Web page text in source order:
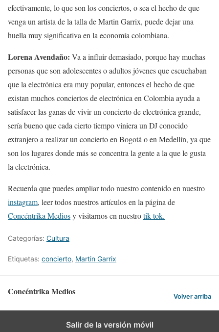
efectivamente, lo que son los conciertos, o sea el hecho de que
venga un artista de la talla de Martin Garrix, puede dejar una
huella muy significativa en la economía colombiana.
Lorena Avendaño: Va a influir demasiado, porque hay muchas
personas que son adolescentes o adultos jóvenes que escuchaban
que la electrónica era muy popular, entonces el hecho de que
existan muchos conciertos de electrónica en Colombia ayuda a
satisfacer las ganas de vivir un concierto de electrónica grande,
sería bueno que cada cierto tiempo viniera un DJ conocido
extranjero a realizar un concierto en Bogotá o en Medellín, ya que
son los lugares donde más se concentra la gente a la que le gusta
la electrónica.
Recuerda que puedes ampliar todo nuestro contenido en nuestro
instagram, leer todos nuestros artículos en la página de
Concéntrika Mediosy visitarnos en nuestrotik tok.
Categorías: Cultura
Etiquetas: concierto, Martin Garrix
Concéntrika Medios Volver arriba
Salir de la versión móvil